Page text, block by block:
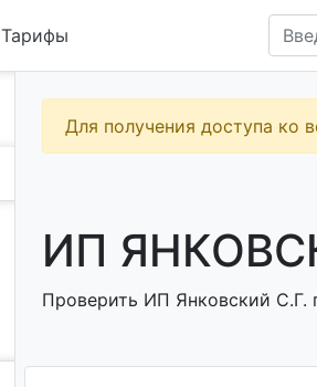
Тарифы
Для получения доступа ко
ИП
Проверить ИП Янковский С.Г.